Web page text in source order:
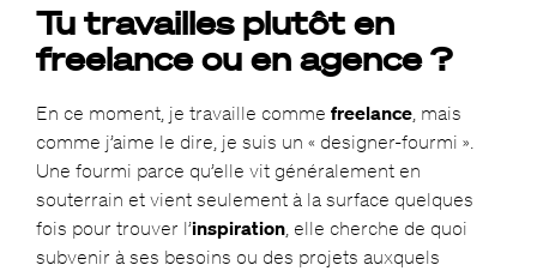
Tu travailles plutôt en
freelance ou en agence ?
En ce moment, je travaille comme freelance, mais
comme j’aime le dire, je suis un « designer-fourmi ».
Une fourmi parce qu’elle vit généralement en
souterrain et vient seulement à la surface quelques
fois pour trouver l’inspiration, elle cherche de quoi
subvenir à ses besoins ou des projets auxquels